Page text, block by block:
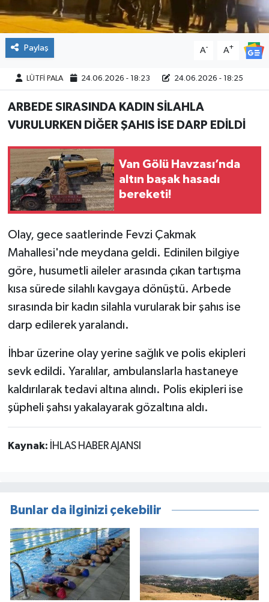
Paylaş A- A+
LÜTFİ PALA 24.06.2026 - 18:23 24.06.2026 - 18:25
ARBEDE SIRASINDA KADIN SİLAHLA
VURULURKEN DİĞER ŞAHIS İSE DARP EDİLDİ
Van Gölü Havzası’nda
altın başak hasadı
bereketi!
Olay, gece saatlerinde Fevzi Çakmak
Mahallesi'nde meydana geldi. Edinilen bilgiye
göre, husumetli aileler arasında çıkan tartışma
kısa sürede silahlı kavgaya dönüştü. Arbede
sırasında bir kadın silahla vurularak bir şahıs ise
darp edilerek yaralandı.
İhbar üzerine olay yerine sağlık ve polis ekipleri
sevk edildi. Yaralılar, ambulanslarla hastaneye
kaldırılarak tedavi altına alındı. Polis ekipleri ise
şüpheli şahsı yakalayarak gözaltına aldı.
Kaynak: İHLAS HABER AJANSI
Bunlar da ilginizi çekebilir